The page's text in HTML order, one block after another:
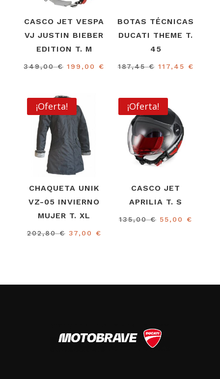
CASCO JET VESPA
VJ JUSTIN BIEBER
EDITION T. M
349,00€ El
era:
349,00 €.
199,00 €
199,00 €.
BOTAS TÉCNICAS
DUCATI THEME T.
45
187,45€ El
era:
187,45 €.
117,45 €
¡Oferta!
CHAQUETA UNIK
VZ-05 INVIERNO
MUJER T. XL
202,80€ El
202,80 €.
37,00 €
37,00 €.
¡Oferta!
CASCO JET
APRILIA T. S
135,00€ El
55,00 €